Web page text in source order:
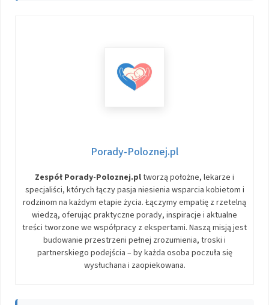
Porady-Poloznej.pl
Zespół Porady-Poloznej.pltworzą położne, lekarze i
specjaliści, których łączy pasja niesienia wsparcia kobietom i
rodzinom na każdym etapie życia. Łączymy empatię z rzetelną
wiedzą, oferując praktyczne porady, inspiracje i aktualne
treści tworzone we współpracy z ekspertami. Naszą misją jest
budowanie przestrzeni pełnej zrozumienia, troski i
partnerskiego podejścia – by każda osoba poczuła się
wysłuchana i zaopiekowana.